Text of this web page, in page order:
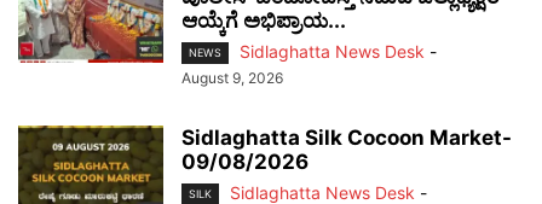
ಆಯ್ಕೆಗೆ ಅಭಿಪ್ರಾಯ...
NEWS Sidlaghatta News Desk -
August 9, 2026
Sidlaghatta Silk Cocoon Market-
09/08/2026
SILK Sidlaghatta News Desk -